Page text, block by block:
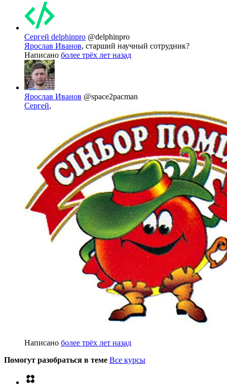
Сергей delphinpro @delphinpro
Ярослав Иванов, старший научный сотрудник?
Написано более трёх лет назад
Ярослав Иванов @space2pacman
Сергей,
Написано более трёх лет назад
Помогут разобраться в теме Все курсы